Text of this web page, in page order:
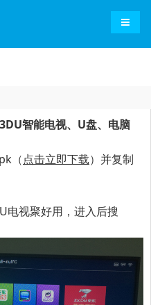
导航
智能电视、U盘、电脑
（点击立即下载）并复制
电视聚好用，进入后搜